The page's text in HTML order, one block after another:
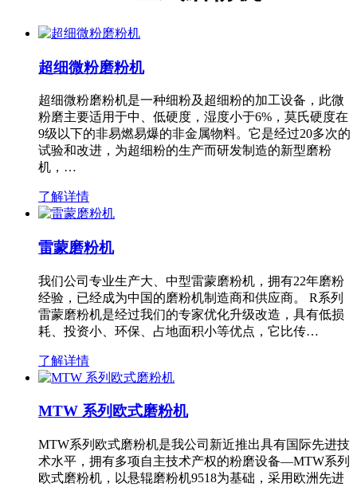
超细微粉磨粉机
超细微粉磨粉机是一种细粉及超细粉的加工设备，此微
粉磨主要适用于中、低硬度，湿度小于6%，莫氏硬度在
9级以下的非易燃易爆的非金属物料。它是经过20多次的
试验和改进，为超细粉的生产而研发制造的新型磨粉
机，…
了解详情
雷蒙磨粉机
我们公司专业生产大、中型雷蒙磨粉机，拥有22年磨粉
经验，已经成为中国的磨粉机制造商和供应商。 R系列
雷蒙磨粉机是经过我们的专家优化升级改造，具有低损
耗、投资小、环保、占地面积小等优点，它比传…
了解详情
MTW 系列欧式磨粉机
MTW系列欧式磨粉机是我公司新近推出具有国际先进技
术水平，拥有多项自主技术产权的粉磨设备—MTW系列
欧式磨粉机，以悬辊磨粉机9518为基础，采用欧洲先进